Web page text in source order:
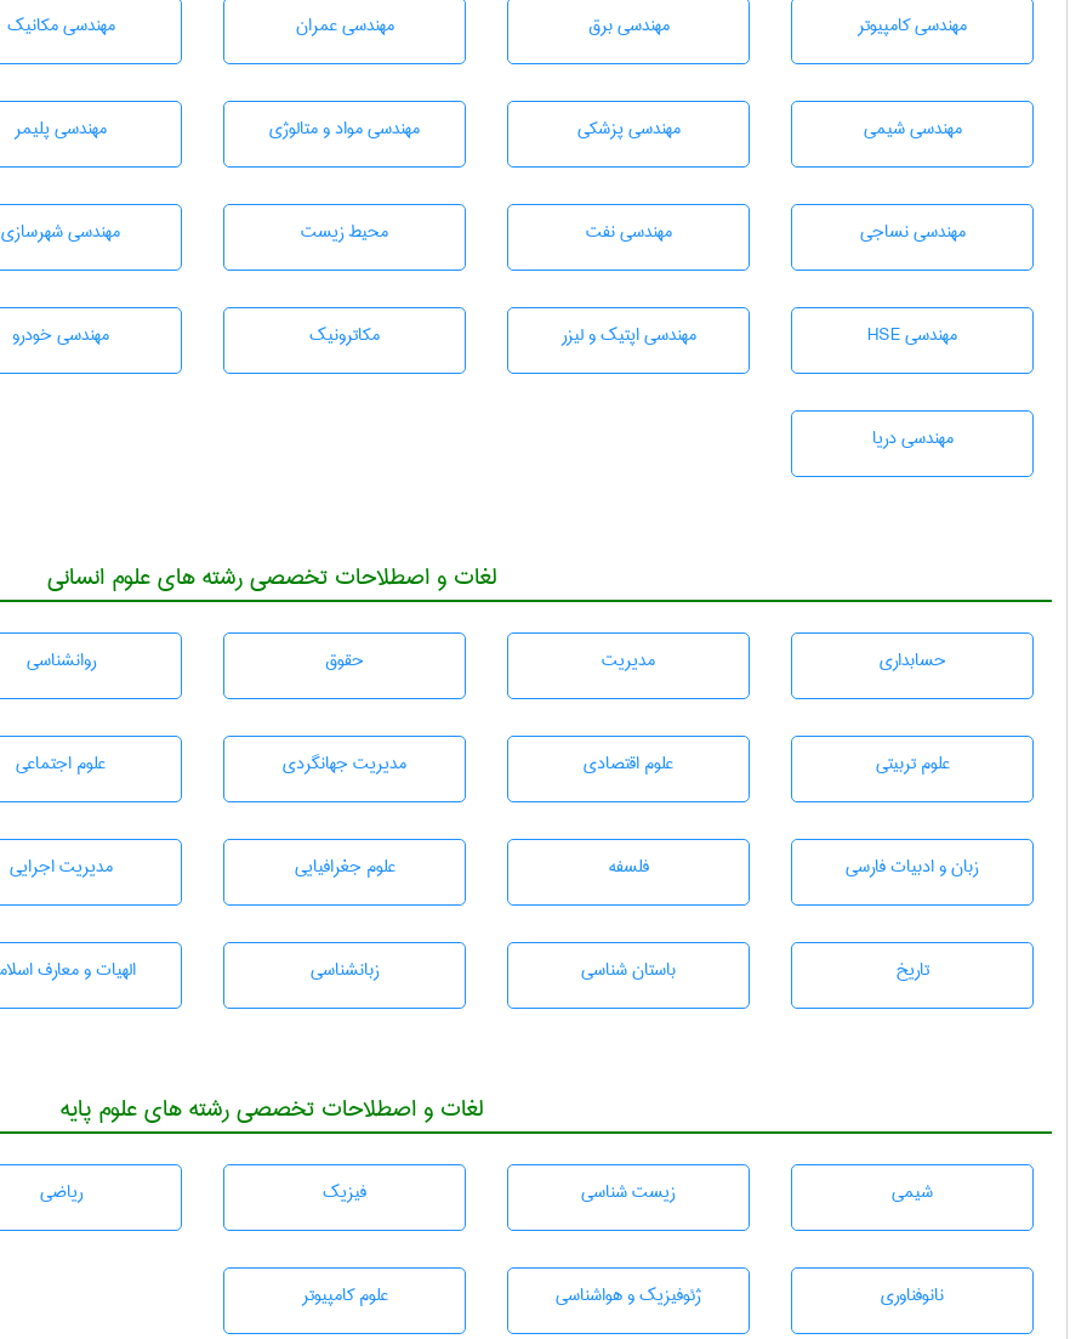
مهندسی كامپيوتر مهندسی برق مهندسی عمران مهندسی مکانیک
مهندسي شيمی مهندسی پزشکی مهندسی مواد و متالوژی مهندسی پليمر
مهندسي نساجی مهندسی نفت محيط زيست مهندسی شهرسازی
مهندسی HSE مهندسی اپتیک و لیزر مکاترونیک مهندسی خودرو
مهندسی دریا
لغات و اصطلاحات تخصصی رشته های علوم انسانی
حسابداری مديريت حقوق روانشناسی
علوم تربيتی علوم اقتصادی مديريت جهانگردی علوم اجتماعی
زبان و ادبيات فارسی فلسفه علوم جغرافيايی مديريت اجرايی
تاريخ باستان شناسی زبانشناسی الهیات و معارف
لغات و اصطلاحات تخصصی رشته های علوم پایه
شيمی زيست شناسی فیزیک رياضی
نانوفناوری ژئوفيزيك و هواشناسی علوم کامپیوتر